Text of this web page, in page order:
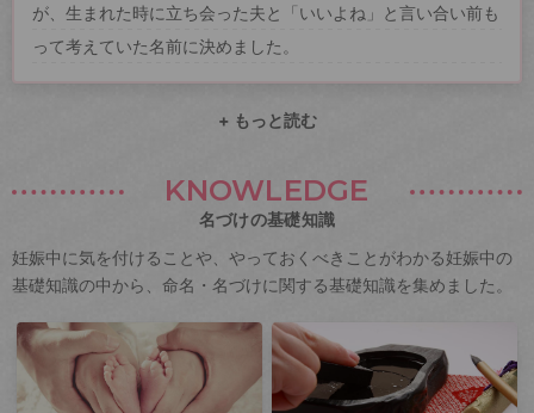
が、生まれた時に立ち会った夫と「いいよね」と言い合い前も
って考えていた名前に決めました。
+ もっと読む
KNOWLEDGE
名づけの基礎知識
妊娠中に気を付けることや、やっておくべきことがわかる妊娠中の
基礎知識の中から、命名・名づけに関する基礎知識を集めました。